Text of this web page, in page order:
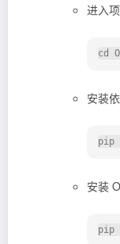
进入
安装
安装